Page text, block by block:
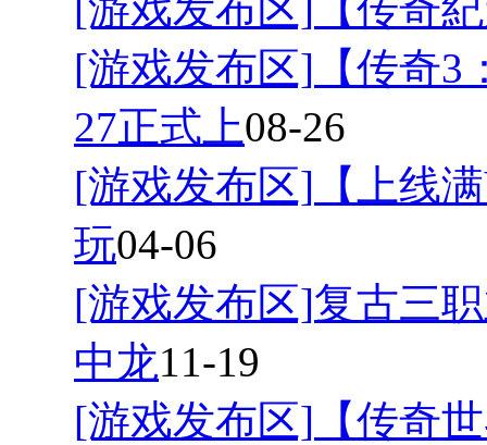
[游戏发布区] 【传奇
27正式上08-26
[游戏发布区] 【上线
玩04-06
[游戏发布区]复古三
中龙11-19
[游戏发布区] 【传奇